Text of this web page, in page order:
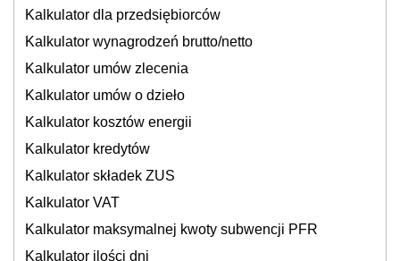
Kalkulator dla przedsiębiorców
Kalkulator wynagrodzeń brutto/netto
Kalkulator umów zlecenia
Kalkulator umów o dzieło
Kalkulator kosztów energii
Kalkulator kredytów
Kalkulator składek ZUS
Kalkulator VAT
Kalkulator maksymalnej kwoty subwencji PFR
Kalkulator ilości dni